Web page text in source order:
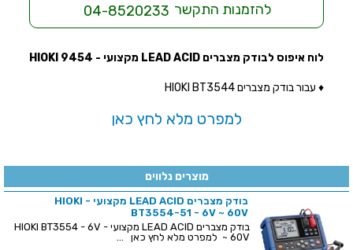
להזמנות התקשר 04-8520233
לוח איפוס לבודק מצברים LEAD ACID מקצועי - HIOKI 9454
♦ עבור בודק מצברים HIOKI BT3544
למפרט מלא לחץ כאן
מוצרים נלווים
בודק מצברים LEAD ACID מקצועי - HIOKI
BT3554-51 - 6V ~ 60V
בודק מצברים LEAD ACID מקצועי - HIOKI BT3554 - 6V
~ 60V למפרט מלא לחץ כאן ...